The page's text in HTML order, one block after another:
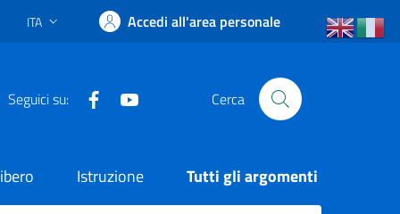
Lingua attiva:
ITA Accedi all'area personale
Seguici su: Facebook Cerca
Istruzione Tutti gli argomenti